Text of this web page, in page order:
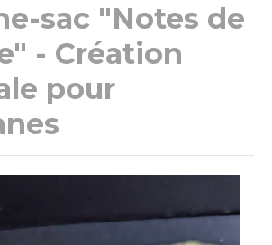
sac "Notes de
- Création
pour